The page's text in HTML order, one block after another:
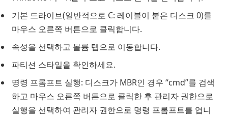
기본 드라이브(일반적으로 C: 레이블이 붙은 디스크 0)를
마우스 오른쪽 버튼으로 클릭합니다.
속성을 선택하고 볼륨 탭으로 이동합니다.
파티션 스타일을 확인하세요.
명령 프롬프트 실행: 디스크가 MBR인 경우 “cmd”를 검색
하고 마우스 오른쪽 버튼으로 클릭한 후 관리자 권한으로
실행을 선택하여 관리자 권한으로 명령 프롬프트를 엽니